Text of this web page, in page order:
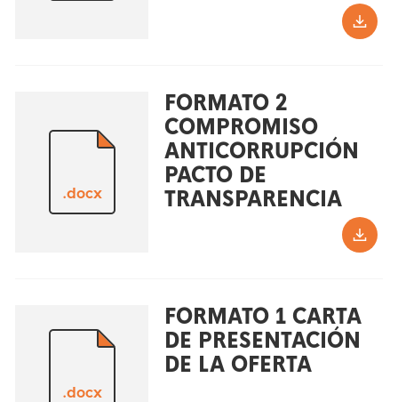
.docx
FORMATO 2
COMPROMISO
ANTICORRUPCIÓN
PACTO DE
TRANSPARENCIA
.docx
FORMATO 1 CARTA
DE PRESENTACIÓN
DE LA OFERTA